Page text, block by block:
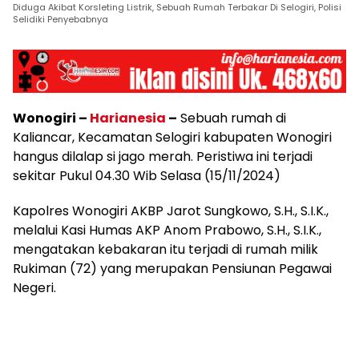
Diduga Akibat Korsleting Listrik, Sebuah Rumah Terbakar Di Selogiri, Polisi
Selidiki Penyebabnya
Wonogiri – Harianesia – Sebuah rumah di
Kaliancar, Kecamatan Selogiri kabupaten Wonogiri
hangus dilalap si jago merah. Peristiwa ini terjadi
sekitar Pukul 04.30 Wib Selasa (15/11/2024)
Kapolres Wonogiri AKBP Jarot Sungkowo, S.H., S.I.K.,
melalui Kasi Humas AKP Anom Prabowo, S.H., S.I.K.,
mengatakan kebakaran itu terjadi di rumah milik
Rukiman (72) yang merupakan Pensiunan Pegawai
Negeri.